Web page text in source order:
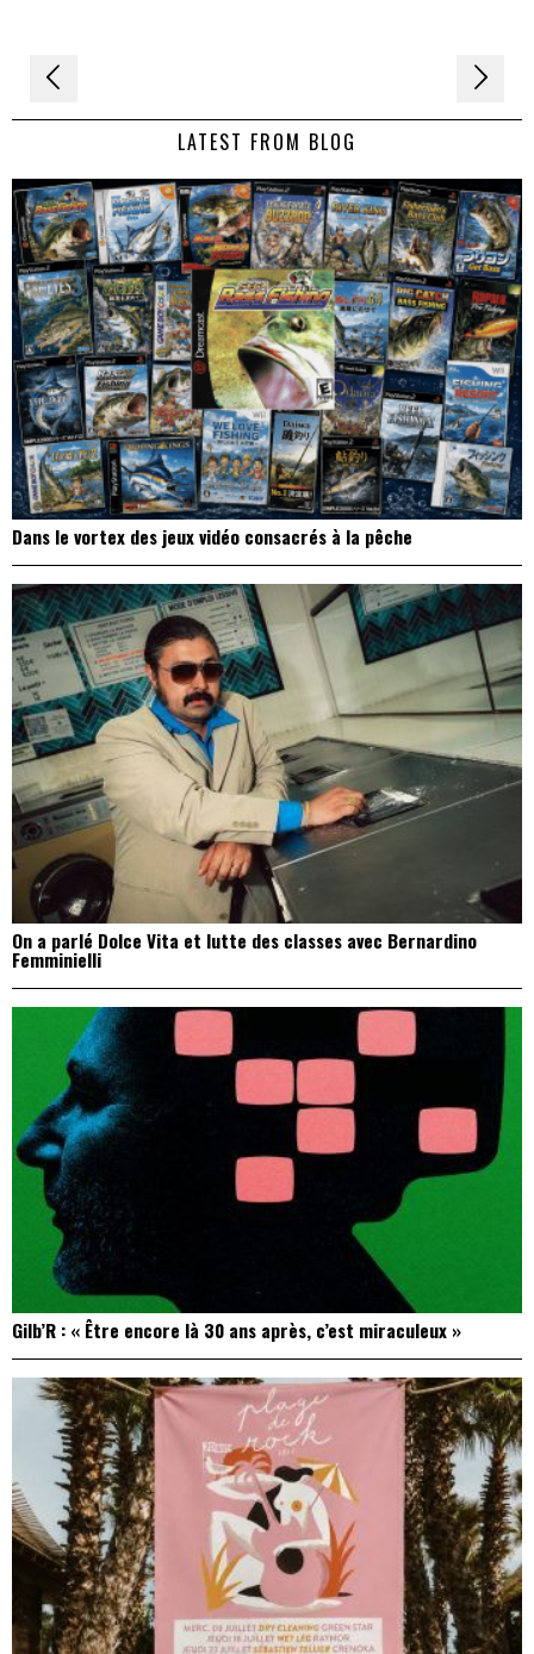
Navigation
de LATEST FROM BLOG
Dans le vortex des jeux vidéo consacrés à la pêche
On a parlé Dolce Vita et lutte des classes avec Bernardino
Femminielli
Gilb’R : « Être encore là 30 ans après, c’est miraculeux »